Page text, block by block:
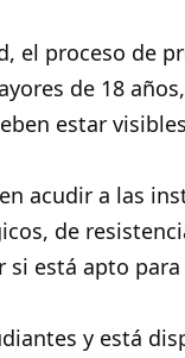
el proceso de
de 18
estar
acudir a las
de
si está apto
y está